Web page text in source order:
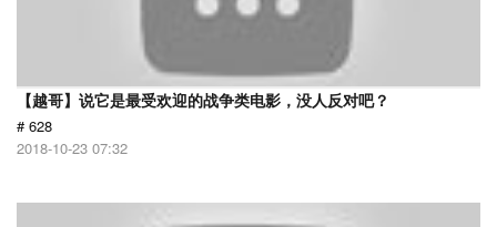
【越哥】说它是最受欢迎的战争类电影，没人反对吧？
# 628
2018-10-23 07:32